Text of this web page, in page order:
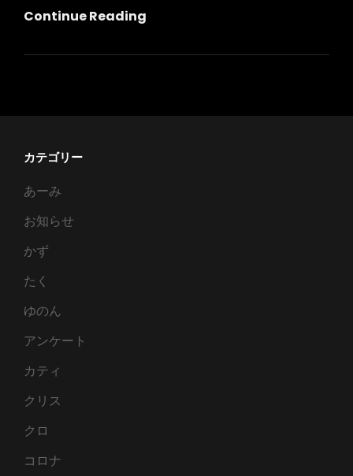
Continue Reading
に
カテゴリー
あーみ
お知らせ
かず
たく
ゆのん
アンケート
カティ
クリス
クロ
コロナ